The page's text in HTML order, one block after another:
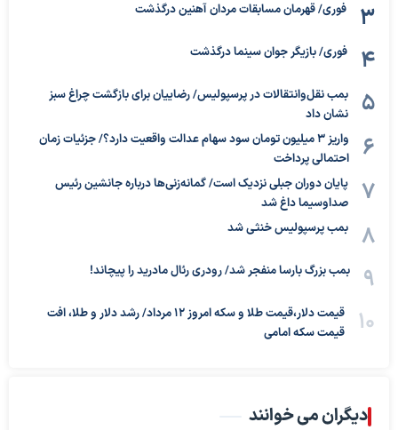
فوری/ قهرمان مسابقات مردان آهنین درگذشت
فوری/ بازیگر جوان سینما درگذشت
بمب نقل‌وانتقالات در پرسپولیس/ رضاییان برای بازگشت چراغ سبز
نشان داد
واریز ۳ میلیون تومان سود سهام عدالت واقعیت دارد؟/ جزئیات زمان
احتمالی پرداخت
پایان دوران جبلی نزدیک است/ گمانه‌زنی‌ها درباره جانشین رئیس
صداوسیما داغ شد
بمب پرسپولیس خنثی شد
بمب بزرگ بارسا منفجر شد/ رودری رئال مادرید را پیچاند!
قیمت دلار،قیمت طلا و سکه امروز ۱۲ مرداد/ رشد دلار و طلا، افت
قیمت سکه امامی
دیگران می خوانند